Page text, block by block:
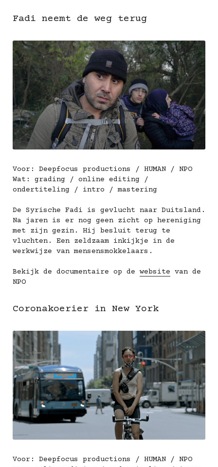
Fadi neemt de weg terug
Voor: Deepfocus productions / HUMAN / NPO
Wat: grading / online editing /
ondertiteling / intro / mastering
De Syrische Fadi is gevlucht naar Duitsland.
Na jaren is er nog geen zicht op hereniging
met zijn gezin. Hij besluit terug te
vluchten. Een zeldzaam inkijkje in de
werkwijze van mensensmokkelaars.
Bekijk de documentaire op de website van de
NPO
Coronakoerier in New York
Voor: Deepfocus productions / HUMAN / NPO